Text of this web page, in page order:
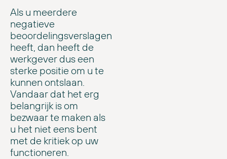
Als u meerdere
negatieve
beoordelingsverslagen
heeft, dan heeft de
werkgever dus een
sterke positie om u te
kunnen ontslaan.
Vandaar dat het erg
belangrijk is om
bezwaar te maken als
u het niet eens bent
met de kritiek op uw
functioneren.